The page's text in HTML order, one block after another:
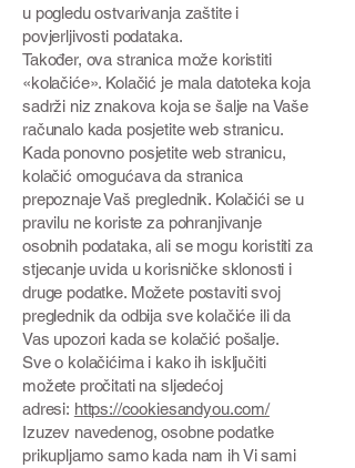
u pogledu ostvarivanja zaštite i
povjerljivosti podataka.
Također, ova stranica može koristiti
«kolačiće». Kolačić je mala datoteka koja
sadrži niz znakova koja se šalje na Vaše
računalo kada posjetite web stranicu.
Kada ponovno posjetite web stranicu,
kolačić omogućava da stranica
prepoznaje Vaš preglednik. Kolačići se u
pravilu ne koriste za pohranjivanje
osobnih podataka, ali se mogu koristiti za
stjecanje uvida u korisničke sklonosti i
druge podatke. Možete postaviti svoj
preglednik da odbija sve kolačiće ili da
Vas upozori kada se kolačić pošalje.
Sve o kolačićima i kako ih isključiti
možete pročitati na sljedećoj
adresi: https://cookiesandyou.com/
Izuzev navedenog, osobne podatke
prikupljamo samo kada nam ih Vi sami